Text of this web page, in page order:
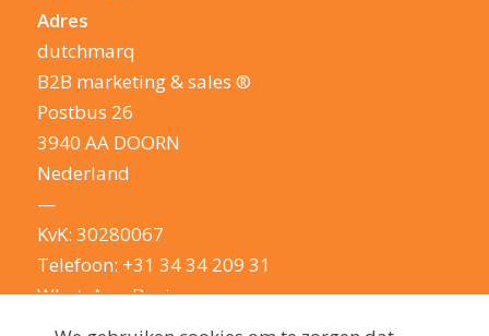
Adres
dutchmarq
B2B marketing & sales ®
Postbus 26
3940 AA DOORN
Nederland
—
KvK: 30280067
Telefoon: +31 34 34 209 31
WhatsApp Business
E-mail:
info@dutchmarq.nl